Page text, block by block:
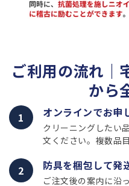
ご利用の流れ｜
から
1 オンラインでお申
クリーニングしたい
文ください。複数品
2 防具を梱包して発
ご注文後の案内に沿